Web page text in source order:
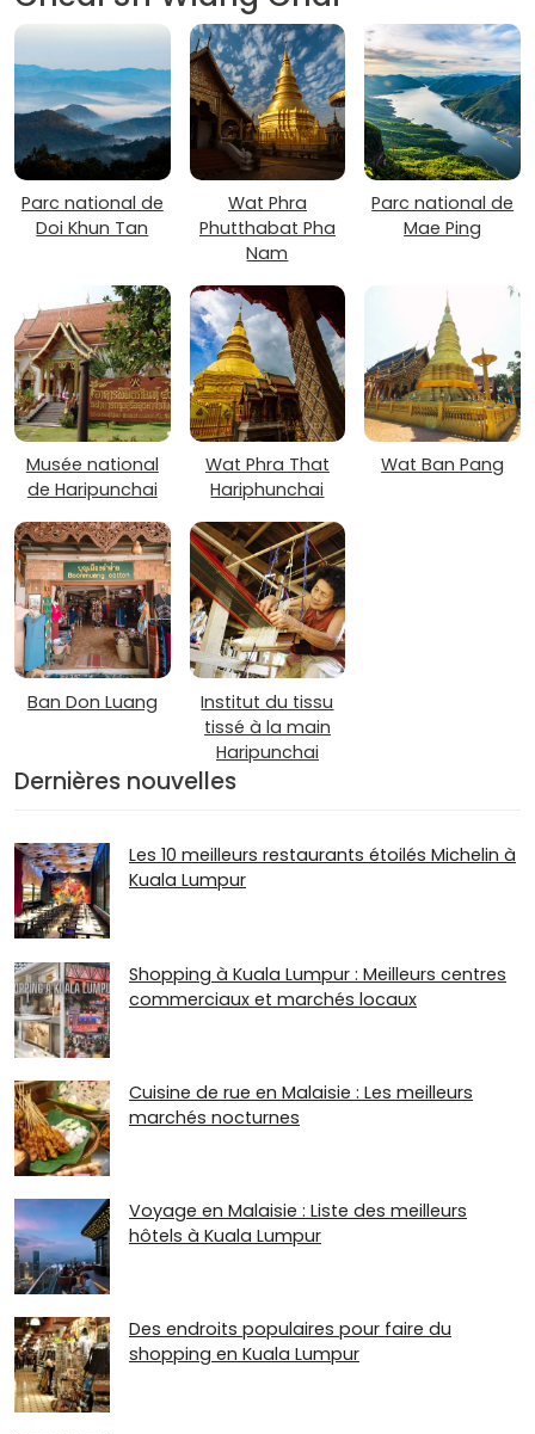
Parc national de
Doi Khun Tan
Wat Phra
Phutthabat Pha
Nam
Parc national de
Mae Ping
Musée national
de Haripunchai
Wat Phra That
Hariphunchai
Wat Ban Pang
Ban Don Luang
Institut du tissu
tissé à la main
Haripunchai
Dernières nouvelles
Les 10 meilleurs restaurants étoilés Michelin à
Kuala Lumpur
Shopping à Kuala Lumpur : Meilleurs centres
commerciaux et marchés locaux
Cuisine de rue en Malaisie : Les meilleurs
marchés nocturnes
Voyage en Malaisie : Liste des meilleurs
hôtels à Kuala Lumpur
Des endroits populaires pour faire du
shopping en Kuala Lumpur